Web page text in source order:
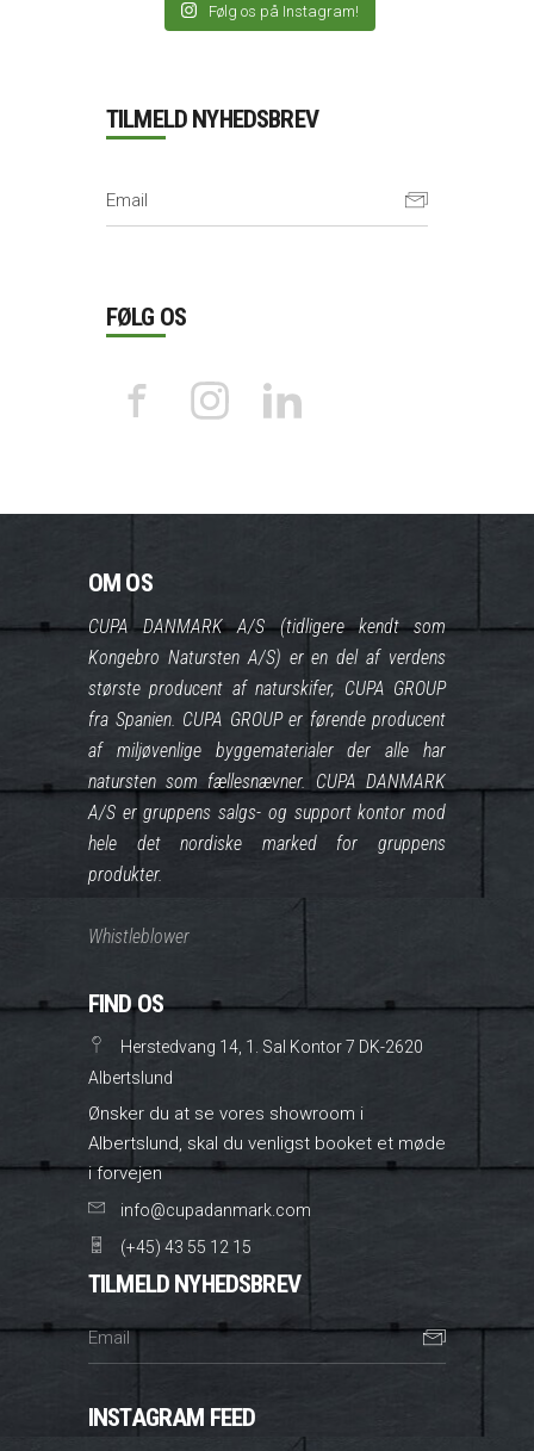
Følg os på Instagram!
TILMELD NYHEDSBREV
FØLG OS
OM OS
CUPA DANMARK A/S (tidligere kendt som
Kongebro Natursten A/S) er en del af verdens
største producent af naturskifer, CUPA GROUP
fra Spanien. CUPA GROUP er førende producent
af miljøvenlige byggematerialer der alle har
natursten som fællesnævner. CUPA DANMARK
A/S er gruppens salgs- og support kontor mod
hele det nordiske marked for gruppens
produkter.
Whistleblower
FIND OS
Herstedvang 14, 1. Sal Kontor 7 DK-2620
Albertslund
Ønsker du at se vores showroom i
Albertslund, skal du venligst booket et møde
i forvejen
info@cupadanmark.com
(+45) 43 55 12 15
TILMELD NYHEDSBREV
INSTAGRAM FEED